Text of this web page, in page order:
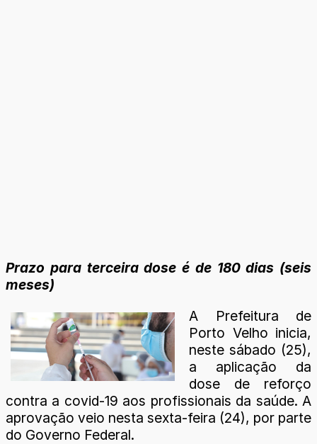
Prazo para terceira dose é de 180 dias (seis
meses)
A Prefeitura de
Porto Velho inicia,
neste sábado (25),
a aplicação da
dose de reforço
contra a covid-19 aos profissionais da saúde. A
aprovação veio nesta sexta-feira (24), por parte
do Governo Federal.